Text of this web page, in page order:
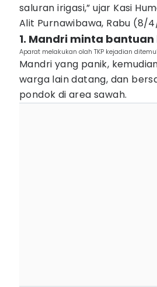
saluran irigasi,” ujar Kasi
Alit Purnawibawa, Rabu (8/
1. Mandri minta
Aparat melakukan olah TKP kejadian
Mandri yang panik,
warga lain datang, dan
pondok di area sawah.